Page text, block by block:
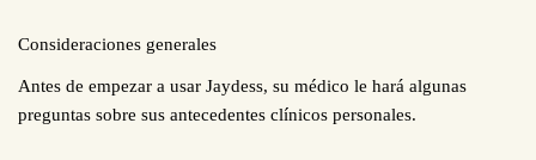
Consideraciones generales
Antes de empezar a usar Jaydess, su médico le hará algunas
preguntas sobre sus antecedentes clínicos personales.